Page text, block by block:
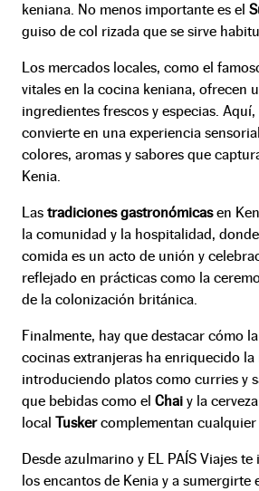
keniana. No menos importante es el
guiso de col rizada que se sirve
Los mercados locales, como el
vitales en la cocina keniana, ofrecen
ingredientes frescos y especias.
convierte en una experiencia
colores, aromas y sabores que
Kenia.
Las tradiciones gastronómicasen
la comunidad y la hospitalidad,
comida es un acto de unión y
reflejado en prácticas como la
de la colonización británica.
Finalmente, hay que destacar cómo
cocinas extranjeras ha enriquecido la
introduciendo platos como curries y
que bebidas como el Chai y la cerveza
local Tuskercomplementan cualquier
Desde azulmarino y EL PAÍS Viajes
los encantos de Kenia y a sumergirte